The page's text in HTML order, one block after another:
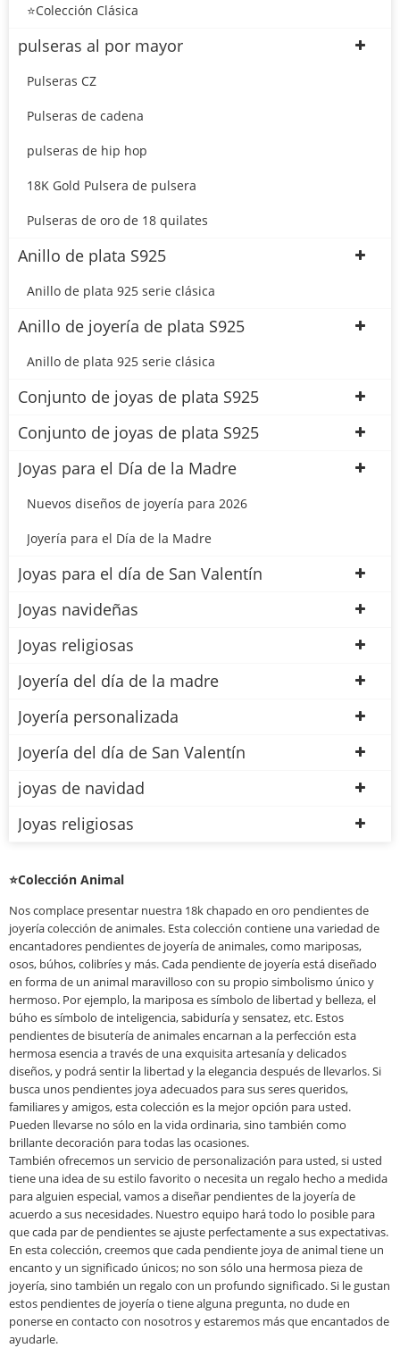
⭐Colección Clásica
pulseras al por mayor
Pulseras CZ
Pulseras de cadena
pulseras de hip hop
18K Gold Pulsera de pulsera
Pulseras de oro de 18 quilates
Anillo de plata S925
Anillo de plata 925 serie clásica
Anillo de joyería de plata S925
Anillo de plata 925 serie clásica
Conjunto de joyas de plata S925
Conjunto de joyas de plata S925
Joyas para el Día de la Madre
Nuevos diseños de joyería para 2026
Joyería para el Día de la Madre
Joyas para el día de San Valentín
Joyas navideñas
Joyas religiosas
Joyería del día de la madre
Joyería personalizada
Joyería del día de San Valentín
joyas de navidad
Joyas religiosas
⭐Colección Animal
Nos complace presentar nuestra 18k chapado en oro pendientes de
joyería colección de animales. Esta colección contiene una variedad de
encantadores pendientes de joyería de animales, como mariposas,
osos, búhos, colibríes y más. Cada pendiente de joyería está diseñado
en forma de un animal maravilloso con su propio simbolismo único y
hermoso. Por ejemplo, la mariposa es símbolo de libertad y belleza, el
búho es símbolo de inteligencia, sabiduría y sensatez, etc. Estos
pendientes de bisutería de animales encarnan a la perfección esta
hermosa esencia a través de una exquisita artesanía y delicados
diseños, y podrá sentir la libertad y la elegancia después de llevarlos. Si
busca unos pendientes joya adecuados para sus seres queridos,
familiares y amigos, esta colección es la mejor opción para usted.
Pueden llevarse no sólo en la vida ordinaria, sino también como
brillante decoración para todas las ocasiones.
También ofrecemos un servicio de personalización para usted, si usted
tiene una idea de su estilo favorito o necesita un regalo hecho a medida
para alguien especial, vamos a diseñar pendientes de la joyería de
acuerdo a sus necesidades. Nuestro equipo hará todo lo posible para
que cada par de pendientes se ajuste perfectamente a sus expectativas.
En esta colección, creemos que cada pendiente joya de animal tiene un
encanto y un significado únicos; no son sólo una hermosa pieza de
joyería, sino también un regalo con un profundo significado. Si le gustan
estos pendientes de joyería o tiene alguna pregunta, no dude en
ponerse en contacto con nosotros y estaremos más que encantados de
ayudarle.